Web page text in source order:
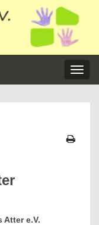
Atter e.V.